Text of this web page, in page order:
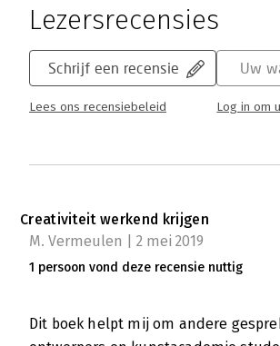
Lezersrecensies
Schrijf een recensie
Lees ons recensiebeleid
Uw
Log in om
Creativiteit werkend krijgen
M. Vermeulen | 2 mei 2019
1 persoon vond deze recensie nuttig
Dit boek helpt mij om andere